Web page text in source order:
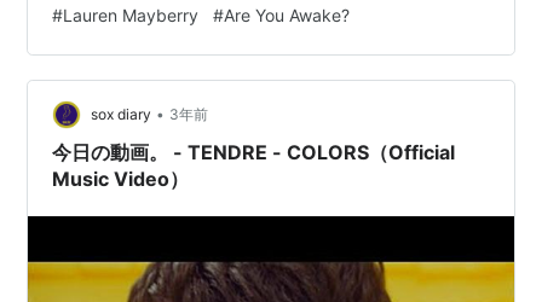
#Lauren Mayberry #Are You Awake?
sox diary • 3年前
今日の動画。 - TENDRE - COLORS（Official
Music Video）